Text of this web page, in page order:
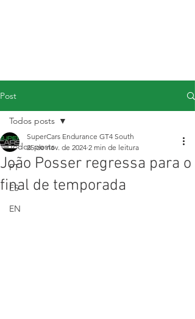
Post
Todos posts
PT
ES
EN
Todos posts
João Posser regressa para o
final de temporada
SuperCars Endurance GT4 South
25 de nov. de 2024 2 min de leitura